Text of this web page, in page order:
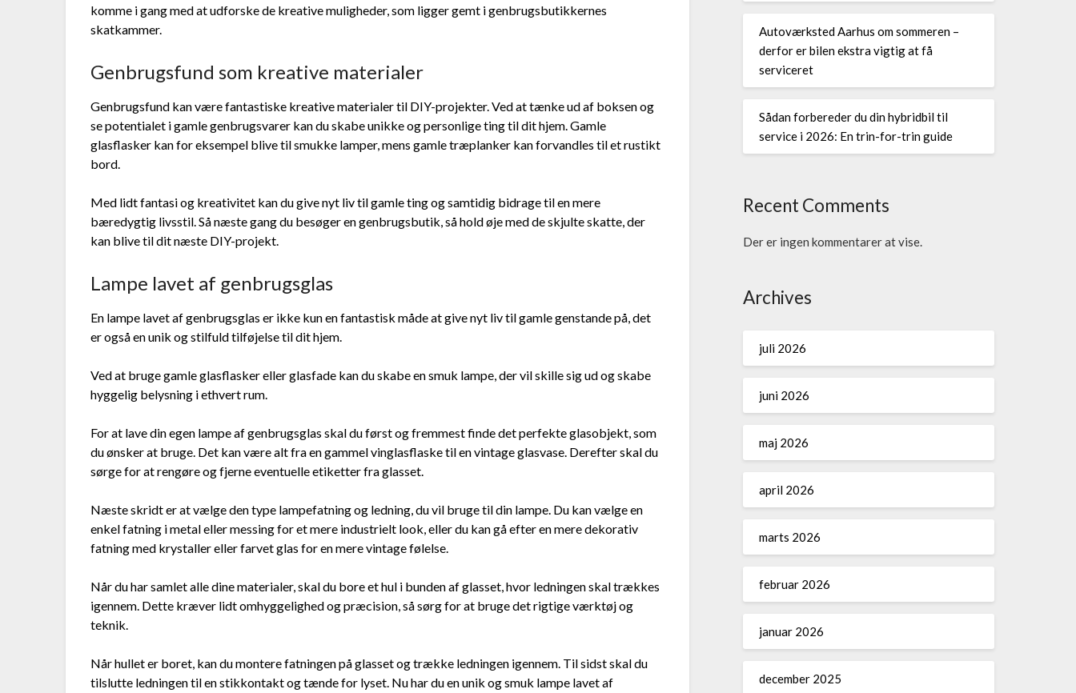
komme i gang med at udforske de kreative muligheder, som ligger gemt i genbrugsbutikkernes
skatkammer.
Genbrugsfund som kreative materialer
Genbrugsfund kan være fantastiske kreative materialer til DIY-projekter. Ved at tænke ud af boksen og
se potentialet i gamle genbrugsvarer kan du skabe unikke og personlige ting til dit hjem. Gamle
glasflasker kan for eksempel blive til smukke lamper, mens gamle træplanker kan forvandles til et rustikt
bord.
Med lidt fantasi og kreativitet kan du give nyt liv til gamle ting og samtidig bidrage til en mere
bæredygtig livsstil. Så næste gang du besøger en genbrugsbutik, så hold øje med de skjulte skatte, der
kan blive til dit næste DIY-projekt.
Lampe lavet af genbrugsglas
En lampe lavet af genbrugsglas er ikke kun en fantastisk måde at give nyt liv til gamle genstande på, det
er også en unik og stilfuld tilføjelse til dit hjem.
Ved at bruge gamle glasflasker eller glasfade kan du skabe en smuk lampe, der vil skille sig ud og skabe
hyggelig belysning i ethvert rum.
For at lave din egen lampe af genbrugsglas skal du først og fremmest finde det perfekte glasobjekt, som
du ønsker at bruge. Det kan være alt fra en gammel vinglasflaske til en vintage glasvase. Derefter skal du
sørge for at rengøre og fjerne eventuelle etiketter fra glasset.
Næste skridt er at vælge den type lampefatning og ledning, du vil bruge til din lampe. Du kan vælge en
enkel fatning i metal eller messing for et mere industrielt look, eller du kan gå efter en mere dekorativ
fatning med krystaller eller farvet glas for en mere vintage følelse.
Når du har samlet alle dine materialer, skal du bore et hul i bunden af glasset, hvor ledningen skal trækkes
igennem. Dette kræver lidt omhyggelighed og præcision, så sørg for at bruge det rigtige værktøj og
teknik.
Når hullet er boret, kan du montere fatningen på glasset og trække ledningen igennem. Til sidst skal du
tilslutte ledningen til en stikkontakt og tænde for lyset. Nu har du en unik og smuk lampe lavet af
Autoværksted Aarhus om sommeren –
derfor er bilen ekstra vigtig at få
serviceret
Sådan forbereder du din hybridbil til
service i 2026: En trin-for-trin guide
Recent Comments
Der er ingen kommentarer at vise.
Archives
juli 2026
juni 2026
maj 2026
april 2026
marts 2026
februar 2026
januar 2026
december 2025